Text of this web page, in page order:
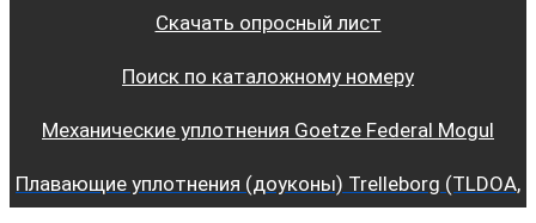
Скачать опросный лист
Поиск по каталожному номеру
Механические уплотнения Goetze Federal Mogul
Плавающие уплотнения (доуконы) Trelleborg (TLDOA,